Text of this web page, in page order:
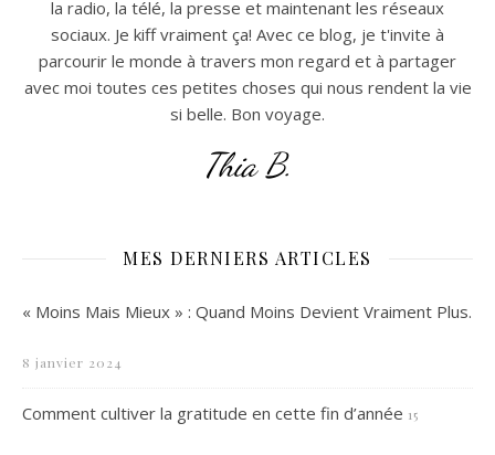
la radio, la télé, la presse et maintenant les réseaux
sociaux. Je kiff vraiment ça! Avec ce blog, je t'invite à
parcourir le monde à travers mon regard et à partager
avec moi toutes ces petites choses qui nous rendent la vie
si belle. Bon voyage.
Thia B.
MES DERNIERS ARTICLES
« Moins Mais Mieux » : Quand Moins Devient Vraiment Plus.
8 janvier 2024
Comment cultiver la gratitude en cette fin d’année 15